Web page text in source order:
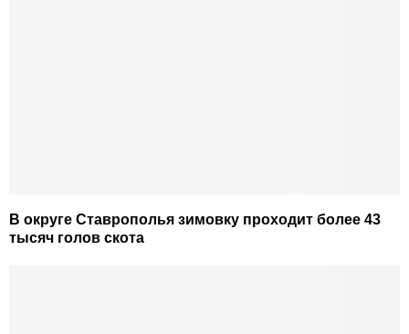
В округе Ставрополья зимовку проходит более 43
тысяч голов скота